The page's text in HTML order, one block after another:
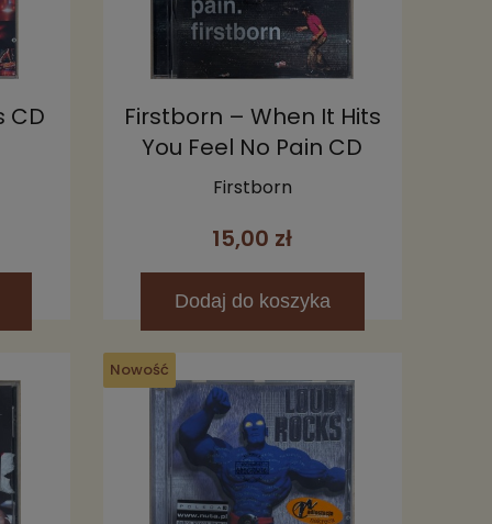
CD
Firstborn – When It Hits
You Feel No Pain CD
Firstborn
15,00 zł
Dodaj do koszyka
Nowość